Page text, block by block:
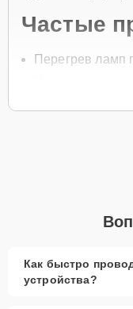
Частые
Перегрев ламп
Проблемы с
записи на диагностику
сервиса
Как быстро
устройства?